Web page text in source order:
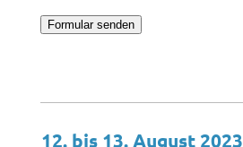
12. bis 13. August